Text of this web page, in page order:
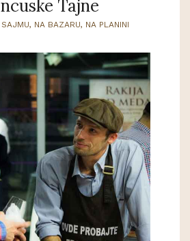
Tajne
NA BAZARU, NA PLANINI